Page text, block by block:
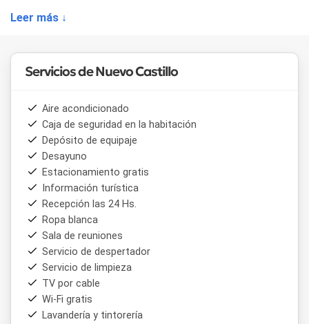
Leer más ↓
Servicios de Nuevo Castillo
Aire acondicionado
Caja de seguridad en la habitación
Depósito de equipaje
Desayuno
Estacionamiento gratis
Información turística
Recepción las 24 Hs.
Ropa blanca
Sala de reuniones
Servicio de despertador
Servicio de limpieza
TV por cable
Wi-Fi gratis
Lavandería y tintorería